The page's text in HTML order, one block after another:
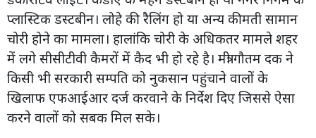
प्लास्टिक डस्टबीन। लोहे की रैलिंग हो या अन्य कीमती सामान
चोरी होने का मामला। हालांकि चोरी के अधिकतर मामले शहर
में लगे सीसीटीवी कैमरों में कैद भी हो रहे है। मंत्री गौतम दक ने
किसी भी सरकारी सम्पति को नुकसान पहुंचाने वालों के
खिलाफ एफआईआर दर्ज करवाने के निर्देश दिए जिससे ऐसा
करने वालों को सबक मिल सके।